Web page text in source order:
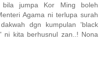
bila jumpa Kor Ming boleh
Agama ni terlupa surah
dgn kumpulan 'black
ni kita berhusnul zan..! Nona